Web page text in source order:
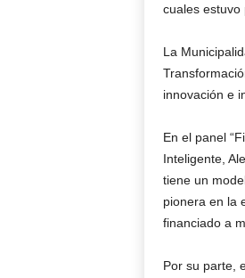
cuales estuvo
La
innovación e
En el panel
Inteligente,
tiene un
pionera en la
financiado a
Por su parte,